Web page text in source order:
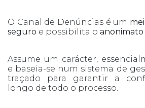
O Canal de Denúncias é um
seguro e possibilita o anonimato
Assume um carácter,
e baseia-se num sistema de
traçado para garantir a
longo de todo o processo.